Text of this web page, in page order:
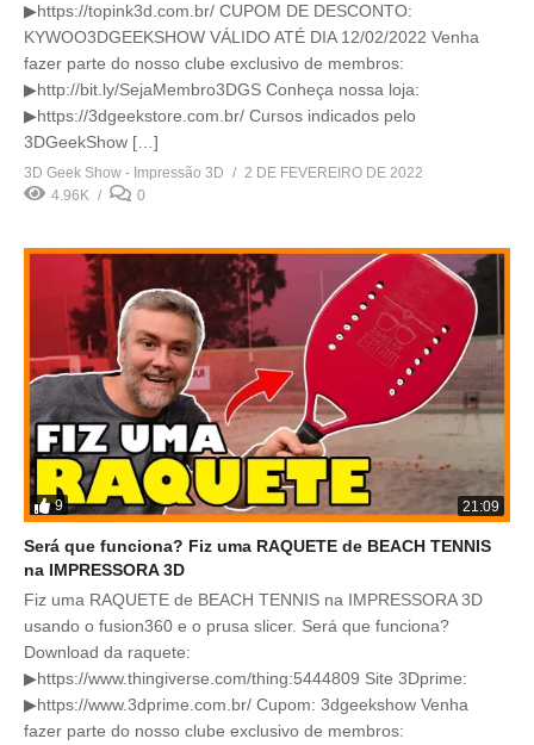
▶https://topink3d.com.br/ CUPOM DE DESCONTO:
KYWOO3DGEEKSHOW VÁLIDO ATÉ DIA 12/02/2022 Venha
fazer parte do nosso clube exclusivo de membros:
▶http://bit.ly/SejaMembro3DGS Conheça nossa loja:
▶https://3dgeekstore.com.br/ Cursos indicados pelo
3DGeekShow […]
3D Geek Show - Impressão 3D
2 DE FEVEREIRO DE 2022
4.96K
0
9 21:09
Será que funciona? Fiz uma RAQUETE de BEACH TENNIS
na IMPRESSORA 3D
Fiz uma RAQUETE de BEACH TENNIS na IMPRESSORA 3D
usando o fusion360 e o prusa slicer. Será que funciona?
Download da raquete:
▶https://www.thingiverse.com/thing:5444809 Site 3Dprime:
▶https://www.3dprime.com.br/ Cupom: 3dgeekshow Venha
fazer parte do nosso clube exclusivo de membros: